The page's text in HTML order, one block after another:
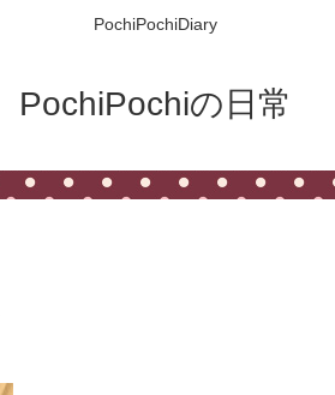
PochiPochiDiary
PochiPochiの日常